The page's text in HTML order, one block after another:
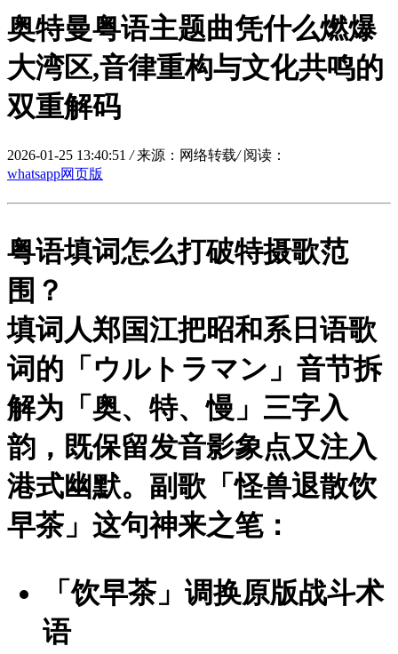
奥特曼粤语主题曲凭什么燃爆
大湾区,音律重构与文化共鸣的
双重解码
2026-01-25 13:40:51 / 来源：网络转载/ 阅读：
whatsapp网页版
粤语填词怎么打破特摄歌范
围？
填词人郑国江把昭和系日语歌
词的「ウルトラマン」音节拆
解为 「奥、特、慢」三字入
韵 ，既保留发音影象点又注入
港式幽默。副歌「怪兽退散饮
早茶」这句神来之笔：
「饮早茶」 调换原版战斗术
语